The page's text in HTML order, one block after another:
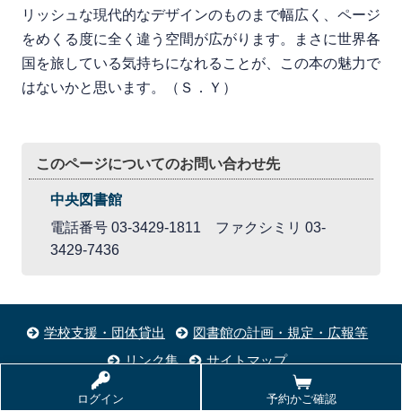
ログイン 予約かご確認
リッシュな現代的なデザインのものまで幅広く、ページ
をめくる度に全く違う空間が広がります。まさに世界各
国を旅している気持ちになれることが、この本の魅力で
はないかと思います。（Ｓ．Ｙ）
このページについてのお問い合わせ先
中央図書館
電話番号 03-3429-1811 ファクシミリ 03-
3429-7436
学校支援・団体貸出
図書館の計画・規定・広報等
リンク集
サイトマップ